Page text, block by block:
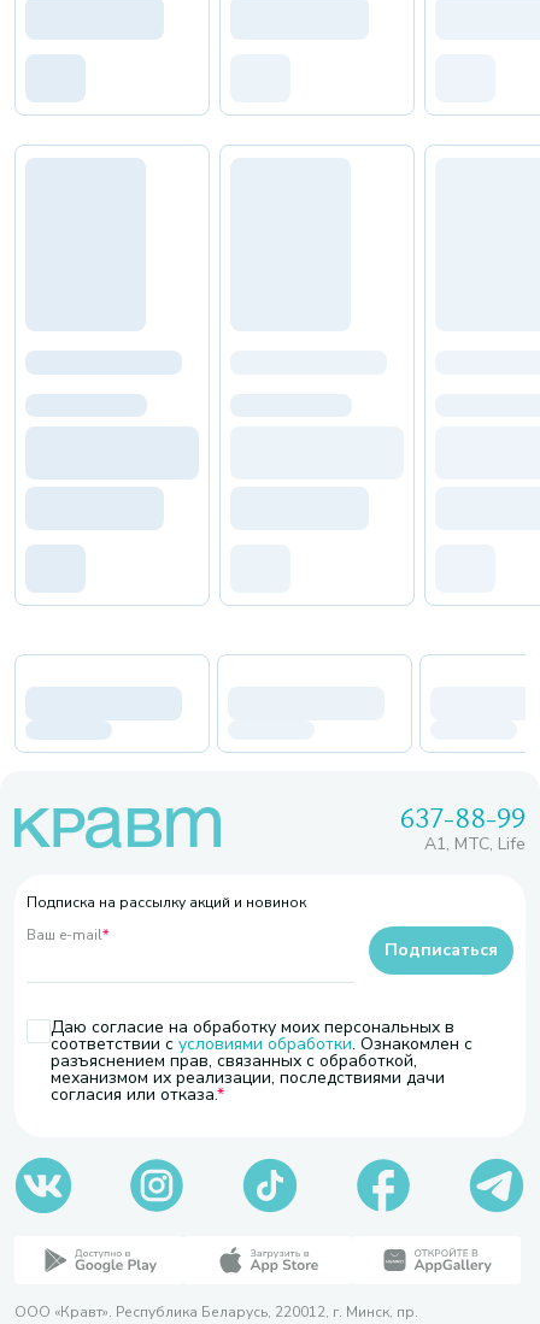
637-88-99
A1, МТС, Life
Подписка на рассылку акций и новинок
Ваш e-mail*
Даю согласие на обработку моих персональных в
соответствии с условиями обработки. Ознакомлен с
разъяснением прав, связанных с обработкой,
механизмом их реализации, последствиями дачи
согласия или отказа.
Подписаться
ООО «Кравт». Республика Беларусь, 220012, г. Минск, пр.